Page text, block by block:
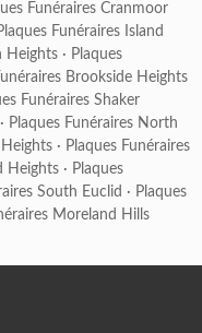
Funéraires Cranmoor
Funéraires Island
Heights · Plaques
Brookside Heights
Funéraires Shaker
· Plaques Funéraires North
· Plaques Funéraires
Heights · Plaques
South Euclid · Plaques
Moreland Hills